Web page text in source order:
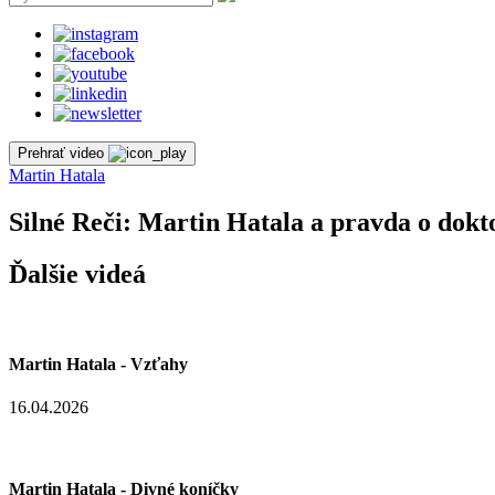
Prehrať video
Martin Hatala
Silné Reči: Martin Hatala a pravda o
Ďalšie videá
Martin Hatala - Vzťahy
16.04.2026
Martin Hatala - Divné koníčky